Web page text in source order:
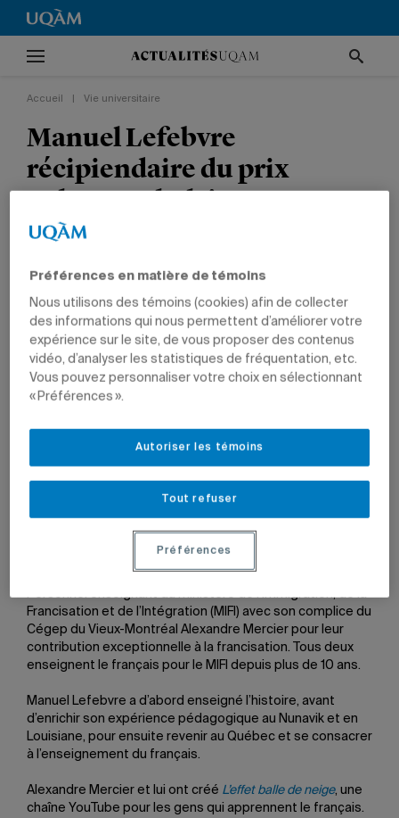
Accueil Vie universitaire
Manuel Lefebvre
récipiendaire du prix
Solange-Chalvin
Le professeur en francisation a reçu le prix dans
la catégorie Personnel enseignant du MIFI.
VIE UNIVERSITAIRE SOCIÉTÉ PRIX ET DISTINCTIONS EMPLOYÉS
Manuel Lefebvre, professeur en francisation. Photo tirée
d'une vidéo de la sérieL'effet balle de neige
Personnel enseignant du ministère de l’Immigration, de la
Francisation et de l’Intégration (MIFI) avec son complice du
Cégep du Vieux-Montréal Alexandre Mercier pour leur
contribution exceptionnelle à la francisation. Tous deux
enseignent le français pour le MIFI depuis plus de 10 ans.
Manuel Lefebvre a d’abord enseigné l’histoire, avant
d’enrichir son expérience pédagogique au Nunavik et en
Louisiane, pour ensuite revenir au Québec et se consacrer
à l’enseignement du français.
Alexandre Mercier et lui ont créé L’effet balle de neige, une
chaîne YouTube pour les gens qui apprennent le français.
Préférences en matière de témoins
Nous utilisons des témoins (cookies) afin de collecter
des informations qui nous permettent d’améliorer votre
expérience sur le site, de vous proposer des contenus
vidéo, d’analyser les statistiques de fréquentation, etc.
Vous pouvez personnaliser votre choix en sélectionnant
« Préférences ».
Tout refuser
Autoriser les témoins
Préférences